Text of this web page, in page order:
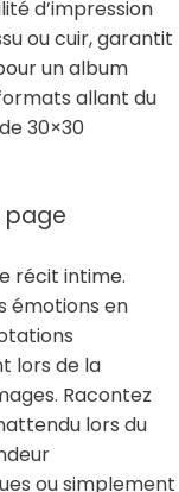
d’impression
ou cuir, garantit
un album
allant du
30×30
page
récit intime.
émotions en
lors de la
Racontez
lors du
ou simplement